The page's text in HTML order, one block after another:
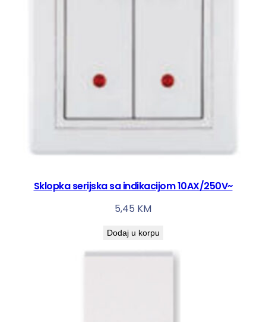
Sklopka serijska sa indikacijom 10AX/250V~
5,45 KM
Dodaj u korpu